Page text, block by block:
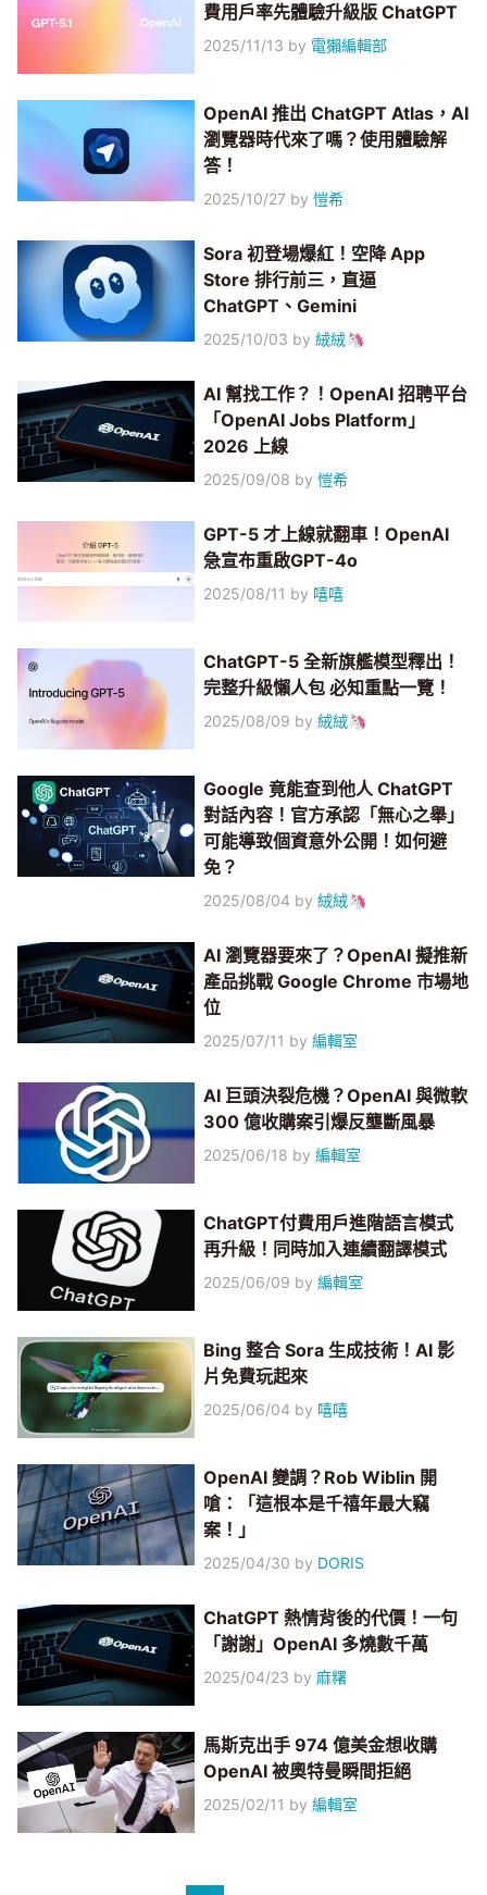
費用戶率先體驗升級版 ChatGPT
2025/11/13 by 電獺編輯部
OpenAI 推出 ChatGPT Atlas，AI
瀏覽器時代來了嗎？使用體驗解
答！
2025/10/27 by愷希
Sora 初登場爆紅！空降 App
Store 排行前三，直逼
ChatGPT、Gemini
2025/10/03 by絨絨🦄
AI 幫找工作？！OpenAI 招聘平台
「OpenAI Jobs Platform」
2026 上線
2025/09/08 by愷希
GPT-5 才上線就翻車！OpenAI
急宣布重啟GPT-4o
2025/08/11 by 嘻嘻
ChatGPT-5 全新旗艦模型釋出！
完整升級懶人包 必知重點一覽！
2025/08/09 by絨絨🦄
Google 竟能查到他人 ChatGPT
對話內容！官方承認「無心之舉」
可能導致個資意外公開！如何避
免？
2025/08/04 by絨絨🦄
AI 瀏覽器要來了？OpenAI 擬推新
產品挑戰 Google Chrome 市場地
位
2025/07/11 by編輯室
AI 巨頭決裂危機？OpenAI 與微軟
300 億收購案引爆反壟斷風暴
2025/06/18 by編輯室
ChatGPT付費用戶進階語言模式
再升級！同時加入連續翻譯模式
2025/06/09 by編輯室
Bing 整合 Sora 生成技術！AI 影
片免費玩起來
2025/06/04 by 嘻嘻
OpenAI 變調？Rob Wiblin 開
嗆：「這根本是千禧年最大竊
案！」
2025/04/30 by DORIS
ChatGPT 熱情背後的代價！一句
「謝謝」OpenAI 多燒數千萬
2025/04/23 by 麻糬
馬斯克出手 974 億美金想收購
OpenAI 被奧特曼瞬間拒絕
2025/02/11 by編輯室